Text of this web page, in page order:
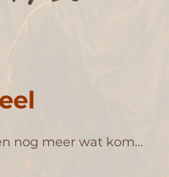
nog meer wat kom...